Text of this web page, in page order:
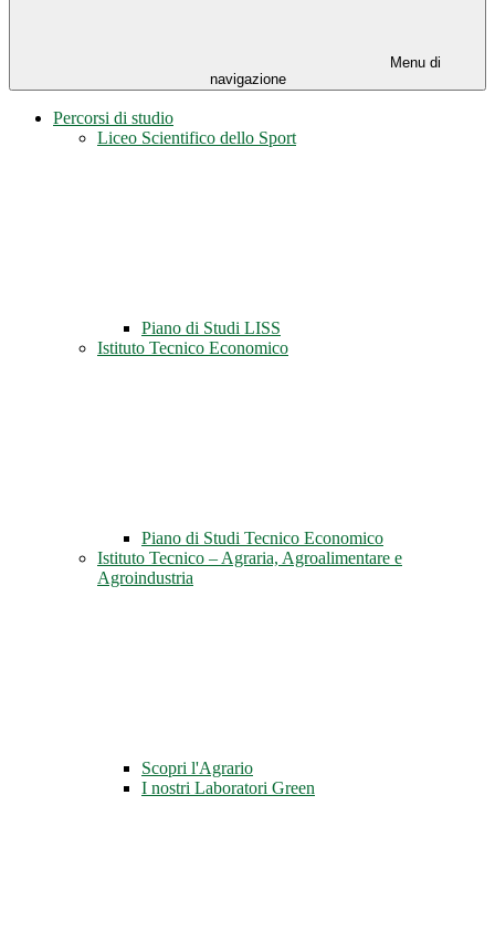
Menu di
navigazione
Percorsi di studio
Liceo Scientifico dello Sport
Piano di Studi LISS
Istituto Tecnico Economico
Piano di Studi Tecnico Economico
Istituto Tecnico – Agraria, Agroalimentare e
Agroindustria
Scopri l'Agrario
I nostri Laboratori Green